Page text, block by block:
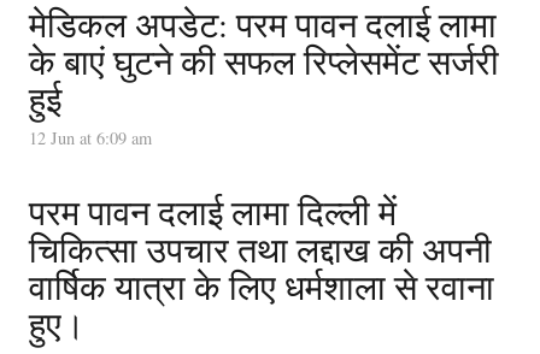
मेडिकल अपडेट: परम पावन दलाई लामा
के बाएं घुटने की सफल रिप्लेसमेंट सर्जरी
हुई
12 Jun at 6:09 am
परम पावन दलाई लामा दिल्ली में
चिकित्सा उपचार तथा लद्दाख की अपनी
वार्षिक यात्रा के लिए धर्मशाला से रवाना
हुए।